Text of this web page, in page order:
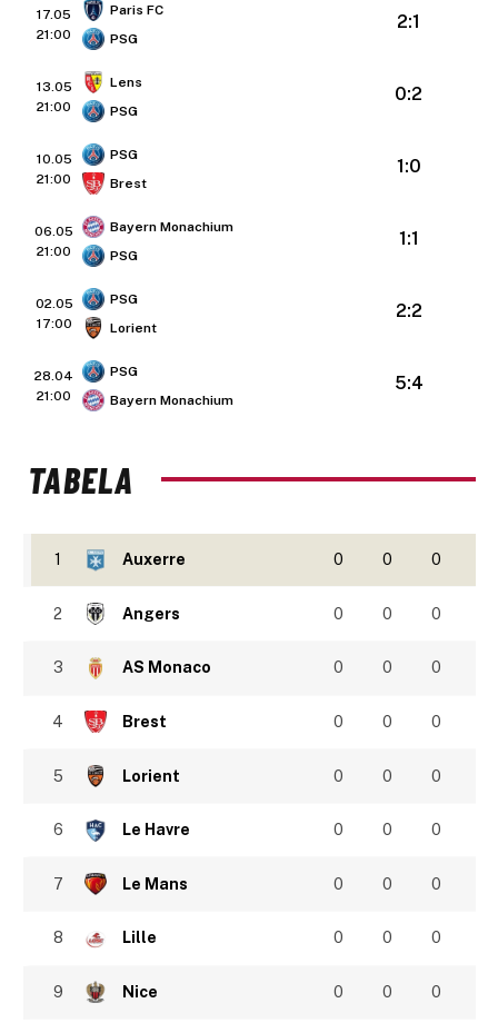
17.05
21:00
Paris FC
PSG
2:1
13.05
21:00
Lens
PSG
0:2
10.05
21:00
PSG
Brest
1:0
06.05
21:00
Bayern Monachium
PSG
1:1
02.05
17:00
PSG
Lorient
2:2
28.04
21:00
PSG
Bayern Monachium
5:4
TABELA
1 Auxerre 0 0 0
2 Angers 0 0 0
3 AS Monaco 0 0 0
4 Brest 0 0 0
5 Lorient 0 0 0
6 Le Havre 0 0 0
7 Le Mans 0 0 0
8 Lille 0 0 0
9 Nice 0 0 0